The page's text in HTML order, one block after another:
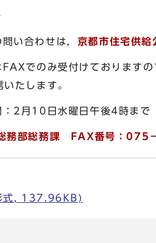
い合わせは， 京都市住宅供給
でのみ受付けております
たします。
2月10日水曜日午後4時まで
総務部総務課 FAX番号：
式, 137.96KB)